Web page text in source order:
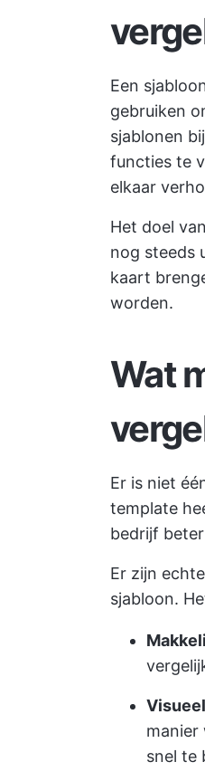
Een
gebruiken
sjablonen
functies te
elkaar
Het doel
nog steeds
kaart
worden.
Wat
Er is niet
template
bedrijf
Er zijn
sjabloon.
manier
snel te